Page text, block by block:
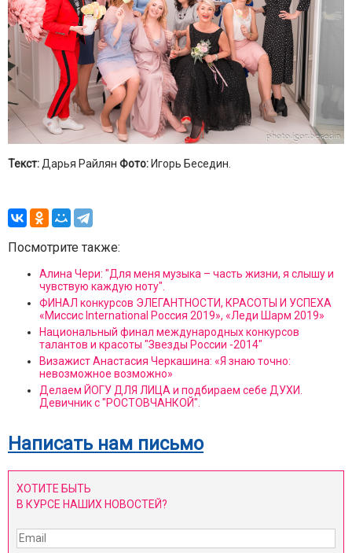
Текст: Дарья Райлян Фото: Игорь Беседин.
Посмотрите также:
Алина Чери: "Для меня музыка – часть жизни, я слышу и
чувствую каждую ноту".
ФИНАЛ конкурсов ЭЛЕГАНТНОСТИ, КРАСОТЫ И УСПЕХА
«Миссис International Россия 2019», «Леди Шарм 2019»
Национальный финал международных конкурсов
талантов и красоты "Звезды России -2014"
Визажист Анастасия Черкашина: «Я знаю точно:
невозможное возможно»
Делаем ЙОГУ ДЛЯ ЛИЦА и подбираем себе ДУХИ.
Девичник с "РОСТОВЧАНКОЙ".
Написать нам письмо
ХОТИТЕ БЫТЬ
В КУРСЕ НАШИХ НОВОСТЕЙ?